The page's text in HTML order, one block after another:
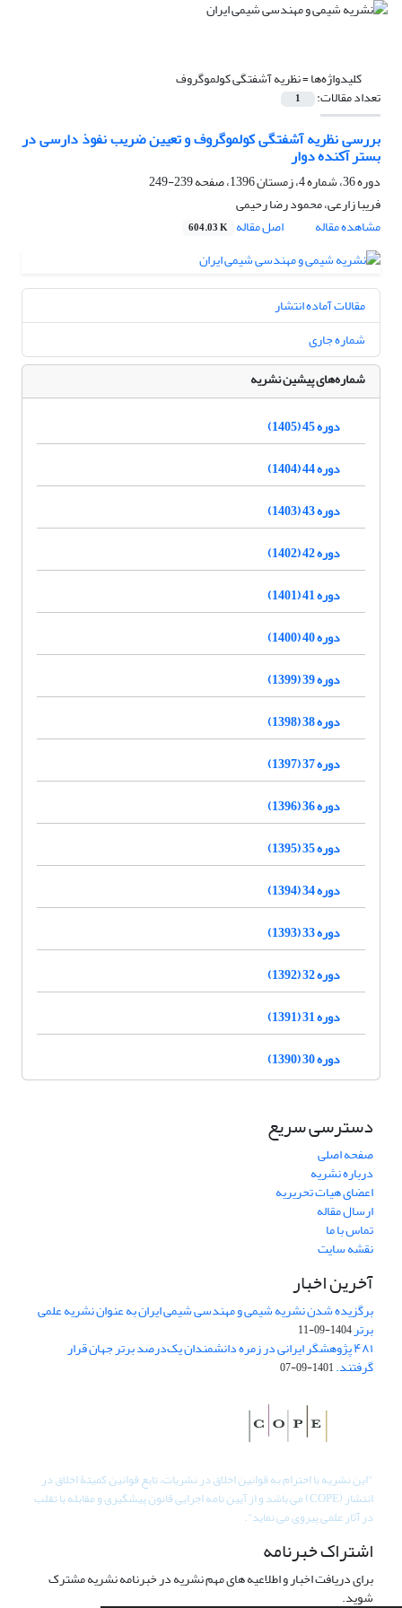
کلیدواژه‌ها =نظریه آشفتگی کولموگروف
تعداد مقالات: 1
بررسی نظریه آشفتگی کولموگروف و تعیین ضریب نفوذ دارسی در
بستر آکنده دوار
دوره 36، شماره 4، زمستان 1396، صفحه
239-249
فریبا زارعی، محمود رضا رحیمی
مشاهده مقاله
اصل مقاله 604.03 K
مقالات آماده انتشار
شماره جاری
شماره‌های پیشین نشریه
دوره 45 (1405)
دوره 44 (1404)
دوره 43 (1403)
دوره 42 (1402)
دوره 41 (1401)
دوره 40 (1400)
دوره 39 (1399)
دوره 38 (1398)
دوره 37 (1397)
دوره 36 (1396)
دوره 35 (1395)
دوره 34 (1394)
دوره 33 (1393)
دوره 32 (1392)
دوره 31 (1391)
دوره 30 (1390)
دسترسی سریع
صفحه اصلی
درباره نشریه
اعضای هیات تحریریه
ارسال مقاله
تماس با ما
نقشه سایت
آخرین اخبار
برگزیده شدن نشریه شیمی و مهندسی شیمی ایران به عنوان نشریه علمی
برتر1404-09-11
۴۸۱ پژوهشگر ایرانی در زمره دانشمندان یک‌درصد برتر جهان قرار
گرفتند.1401-09-07
"این نشریه با احترام به قوانین اخلاق در نشریات، تابع قوانین کمیتۀ اخلاق در
انتشار (COPE) می باشد و از آیین نامه اجرایی قانون پیشگیری و مقابله با تقلب
در آثار علمی پیروی می نماید".
اشتراک خبرنامه
برای دریافت اخبار و اطلاعیه های مهم نشریه در خبرنامه نشریه مشترک
شوید.